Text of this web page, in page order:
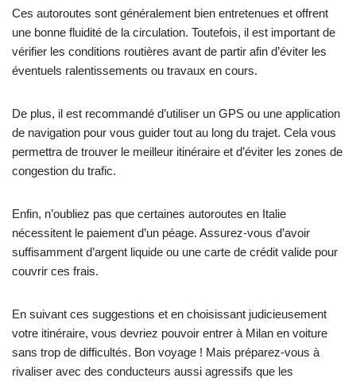
Ces autoroutes sont généralement bien entretenues et offrent
une bonne fluidité de la circulation. Toutefois, il est important de
vérifier les conditions routières avant de partir afin d’éviter les
éventuels ralentissements ou travaux en cours.
De plus, il est recommandé d’utiliser un GPS ou une application
de navigation pour vous guider tout au long du trajet. Cela vous
permettra de trouver le meilleur itinéraire et d’éviter les zones de
congestion du trafic.
Enfin, n’oubliez pas que certaines autoroutes en Italie
nécessitent le paiement d’un péage. Assurez-vous d’avoir
suffisamment d’argent liquide ou une carte de crédit valide pour
couvrir ces frais.
En suivant ces suggestions et en choisissant judicieusement
votre itinéraire, vous devriez pouvoir entrer à Milan en voiture
sans trop de difficultés. Bon voyage ! Mais préparez-vous à
rivaliser avec des conducteurs aussi agressifs que les